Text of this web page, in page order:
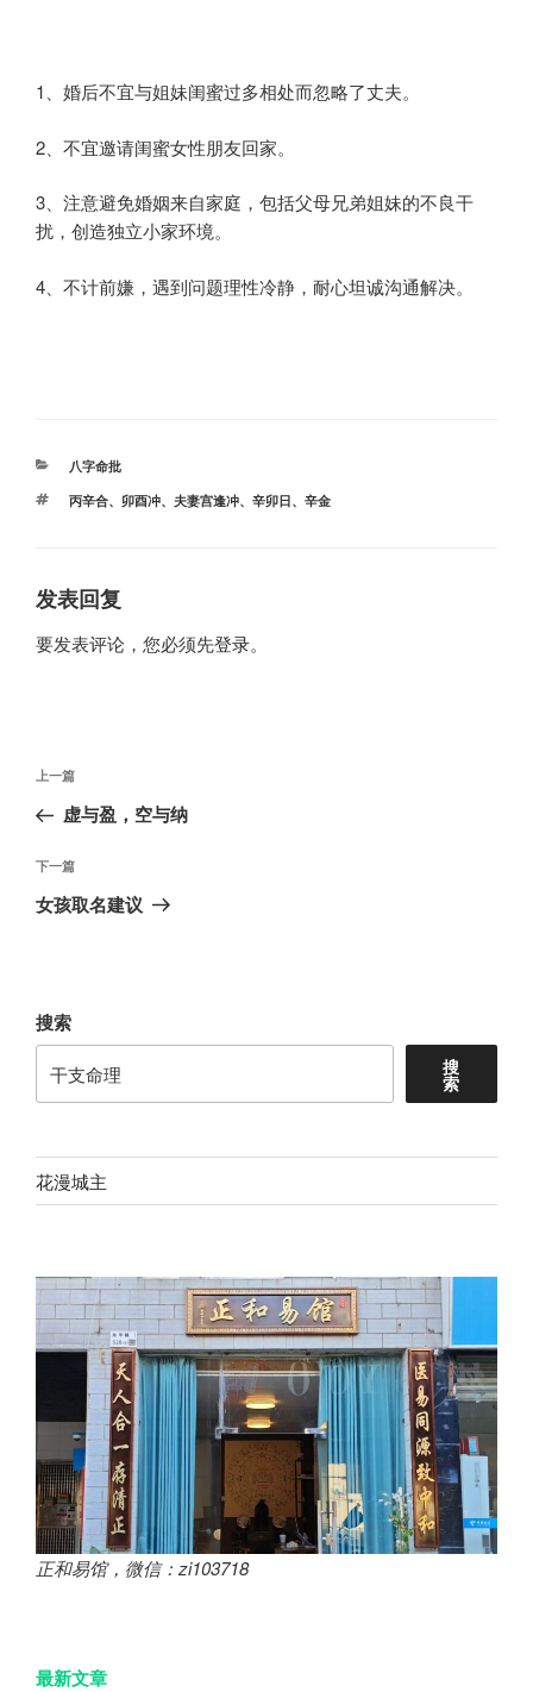
1、婚后不宜与姐妹闺蜜过多相处而忽略了丈夫。
2、不宜邀请闺蜜女性朋友回家。
3、注意避免婚姻来自家庭，包括父母兄弟姐妹的不良干
扰，创造独立小家环境。
4、不计前嫌，遇到问题理性冷静，耐心坦诚沟通解决。
分
八字命批
标
丙辛合、 卯酉冲、 夫妻宫逢冲、 辛卯日、 辛金
发表回复
要发表评论，您必须先登录。
文
导
航
上
一
文
章
上一篇
虚与盈，空与纳
下
一
下一篇
女孩取名建议
搜索
搜
索
花漫城主
正和易馆，微信：zi103718
最新文章